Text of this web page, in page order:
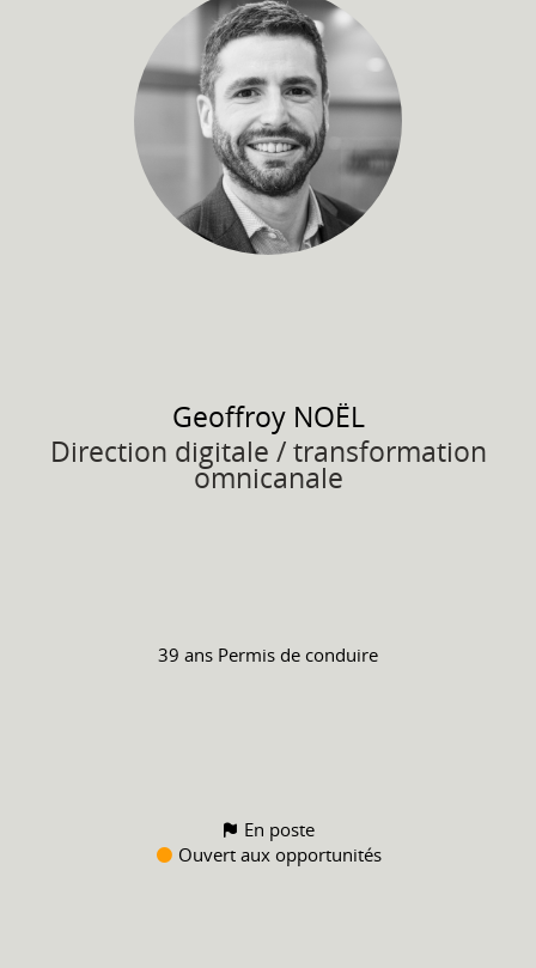
Geoffroy NOËL
Direction digitale / transformation
omnicanale
39 ans Permis de conduire
En poste
Ouvert aux opportunités